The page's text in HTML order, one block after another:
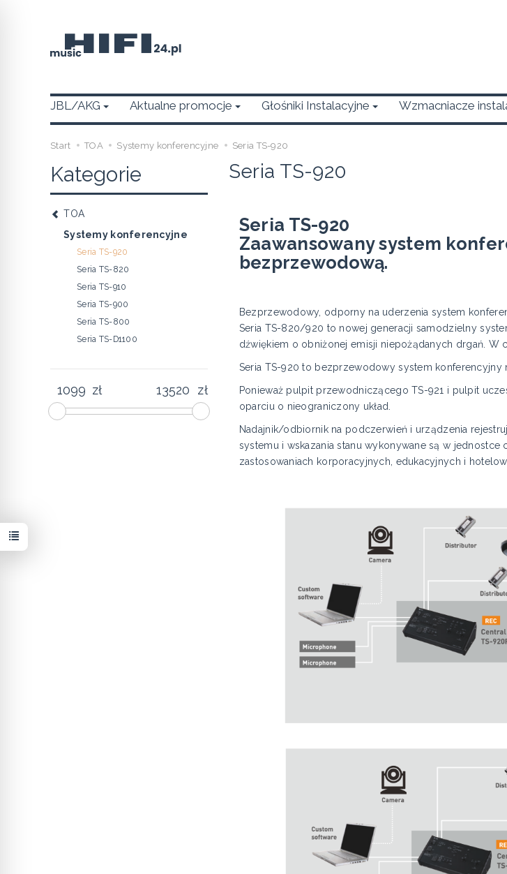
JBL/AKG Aktualne promocje Głośniki Instalacyjne Wzmacniacze
Start TOA Systemy konferencyjne Seria TS-920
Seria TS-920
Seria TS-920
Zaawansowany system
bezprzewodową.
Bezprzewodowy, odporny na uderzenia system
Seria TS-820/920 to nowej generacji samodzielny
dźwiękiem o obniżonej emisji niepożądanych drgań. W
Seria TS-920 to bezprzewodowy system konferencyjny
Ponieważ pulpit przewodniczącego TS-921 i pulpit
oparciu o nieograniczony układ.
Nadajnik/odbiornik na podczerwień i urządzenia
systemu i wskazania stanu wykonywane są w
zastosowaniach korporacyjnych, edukacyjnych i
Kategorie
TOA
Systemy konferencyjne
Seria TS-920
Seria TS-820
Seria TS-910
Seria TS-900
Seria TS-800
Seria TS-D1100
zł zł